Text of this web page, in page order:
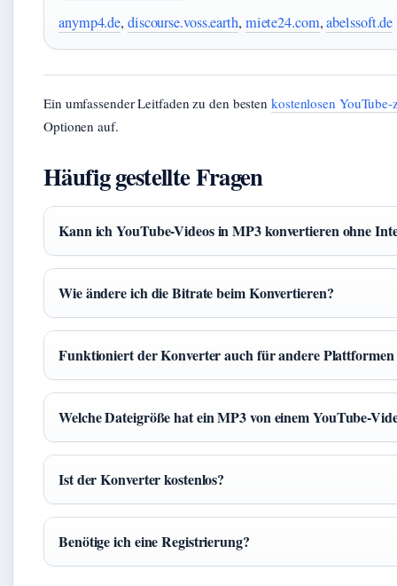
anymp4.de, discourse.voss.earth, miete24.com,abelssoft.de
Ein umfassender Leitfaden zu den besten kostenlosen
Optionen auf.
Häufig gestellte Fragen
Kann ich YouTube-Videos in MP3 konvertieren ohne
Wie ändere ich die Bitrate beim Konvertieren?
Funktioniert der Konverter auch für andere Plattformen
Welche Dateigröße hat ein MP3 von einem YouTube-
Ist der Konverter kostenlos?
Benötige ich eine Registrierung?